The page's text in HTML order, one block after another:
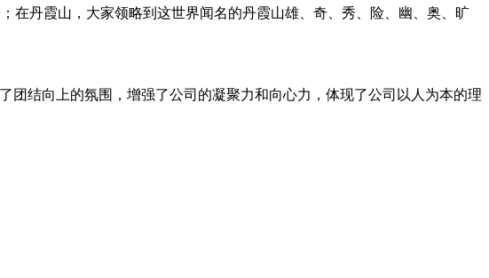
在丹霞山，大家领略到这世界闻名的丹霞山雄、奇、秀、险、幽、奥、旷
结向上的氛围，增强了公司的凝聚力和向心力，体现了公司以人为本的理